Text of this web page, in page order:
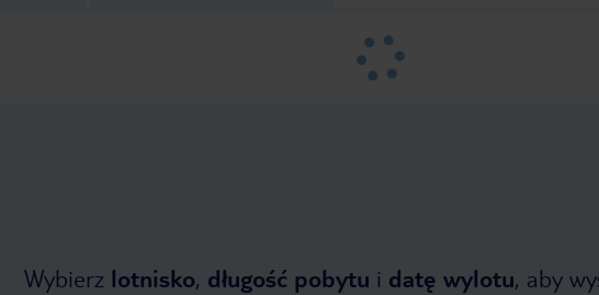
Wybierz lotnisko, długość pobytu i datę wylotu, aby